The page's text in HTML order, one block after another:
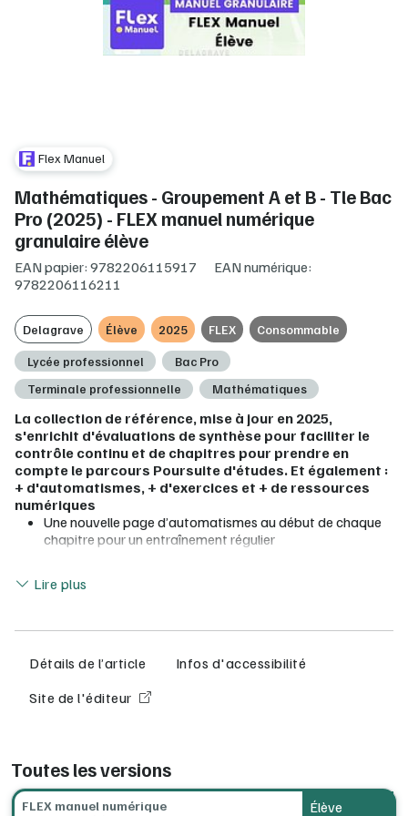
Flex Manuel
Mathématiques - Groupement A et B - Tle Bac
Pro (2025) - FLEX manuel numérique
granulaire élève
EAN papier: 9782206115917
EAN numérique:
9782206116211
Delagrave Élève 2025 FLEX Consommable
Lycée professionnel
Bac Pro
Terminale professionnelle
Mathématiques
La collection de référence, mise à jour en 2025,
s'enrichit d'évaluations de synthèse pour faciliter le
contrôle continu et de chapitres pour prendre en
compte le parcours Poursuite d'études. Et également :
+ d'automatismes, + d'exercices et + de ressources
numériques
Une nouvelle page d’automatismes au début de chaque
chapitre pour un entraînement régulier
De nombreux exercices et tutos vidéos sur l'algorithmique
calculatrices)
l'élève à travailler en autonomie
exercices de façon ludique
parcours Poursuite d'études
De nombreuses ressources numériques : tutos, fichiers
TICE, fichiers Python et console Python, exercices
Lire plus
Détails de l’article
Infos d'accessibilité
Site de l'éditeur
Toutes les versions
Élève
FLEX manuel numérique